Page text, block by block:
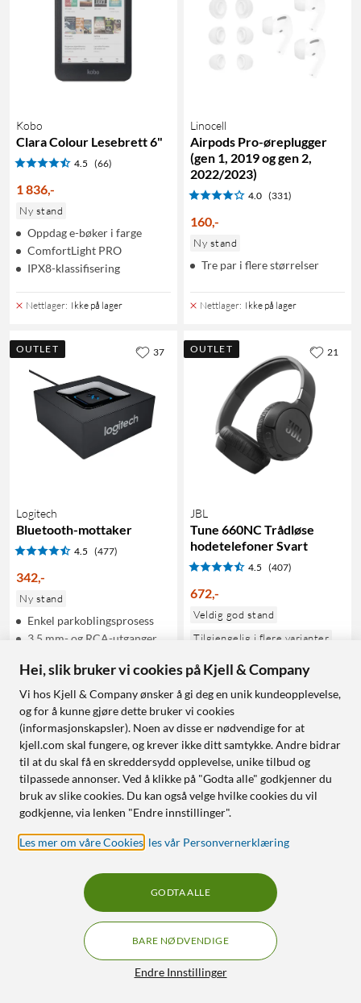
Kobo
Clara Colour Lesebrett 6"
4.5 (66)
1 836,-
Ny stand
Oppdag e-bøker i farge
ComfortLight PRO
IPX8-klassifisering
Nettlager: Ikke på lager
Linocell
Airpods Pro-øreplugger
(gen 1, 2019 og gen 2,
2022/2023)
4.0 (331)
160,-
Ny stand
Tre par i flere størrelser
Nettlager: Ikke på lager
OUTLET
Logitech
Bluetooth-mottaker
4.5 (477)
342,-
Ny stand
Enkel parkoblingsprosess
3,5 mm- og RCA-utganger
enheter samtidig
Nettlager : Ikke på lager
37 OUTLET
JBL
Tune 660NC Trådløse
hodetelefoner Svart
4.5 (407)
672,-
Veldig god stand
Tilgjengelig i flere varianter
støydemping
Sammenleggbare
JBL Pure Bass
Nettlager: Ikke på lager
21
OUTLET
Solo 300 trådløse in-ear-
7 OUTLET
Trådløs høyttaler 40W
Hei, slik bruker vi cookies på Kjell & Company
Vi hos Kjell & Company ønsker å gi deg en unik kundeopplevelse,
og for å kunne gjøre dette bruker vi cookies
(informasjonskapsler). Noen av disse er nødvendige for at
kjell.com skal fungere, og krever ikke ditt samtykke. Andre bidrar
til at du skal få en skreddersydd opplevelse, unike tilbud og
tilpassede annonser. Ved å klikke på "Godta alle" godkjenner du
bruk av slike cookies. Du kan også velge hvilke cookies du vil
godkjenne, via lenken "Endre innstillinger".
Les mer om våre Cookies les vår Personvernerklæring
Endre Innstillinger
BARE NØDVENDIGE
GODTA ALLE